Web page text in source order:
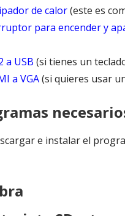
de calor(este es
para encender y
a USB (si tienes un
a VGA(si quieres usar
e instalar el